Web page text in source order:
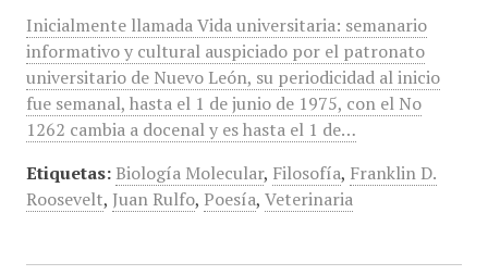
Inicialmente llamada Vida universitaria: semanario
informativo y cultural auspiciado por el patronato
universitario de Nuevo León, su periodicidad al inicio
fue semanal, hasta el 1 de junio de 1975, con el No
1262 cambia a docenal y es hasta el 1 de…
Etiquetas: Biología Molecular, Filosofía, Franklin D.
Roosevelt, Juan Rulfo, Poesía, Veterinaria